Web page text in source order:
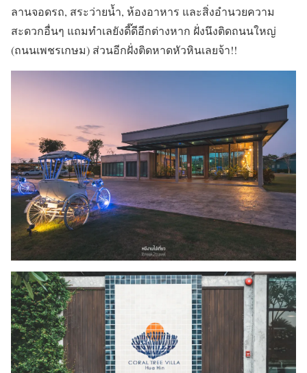
ลานจอดรถ, สระว่ายน้ำ, ห้องอาหาร และสิ่งอำนวยความ
สะดวกอื่นๆ แถมทำเลยังดี๊ดีอีกต่างหาก ฝั่งนึงติดถนนใหญ่
(ถนนเพชรเกษม) ส่วนอีกฝั่งติดหาดหัวหินเลยจ้า!!